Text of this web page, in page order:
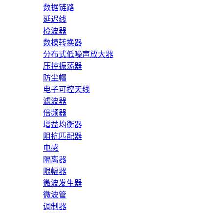
数据链路
延迟线
检波器
数模转换器
分布式低噪声放大器
压控振荡器
防尘帽
电子可控天线
滤波器
倍频器
增益均衡器
阻抗匹配器
电感
隔离器
限幅器
微波发生器
微波管
调制器